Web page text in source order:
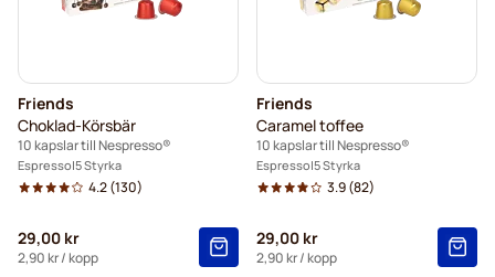
Friends
Choklad-Körsbär
10 kapslar till Nespresso®
Espresso 5 Styrka
4.2(130)
29,00 kr
2,90 kr/ kopp
Friends
Caramel toffee
10 kapslar till Nespresso®
Espresso 5 Styrka
3.9(82)
29,00 kr
2,90 kr/ kopp